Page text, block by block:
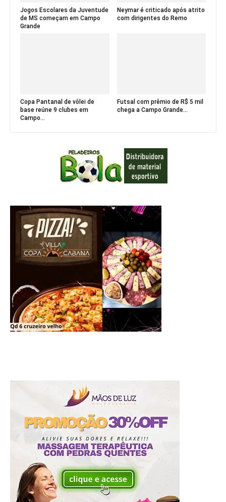
Jogos Escolares da Juventude
de MS começam em Campo
Grande
Neymar é criticado após atrito
com dirigentes do Remo
Copa Pantanal de vôlei de
base reúne 9 clubes em
Campo...
Futsal com prêmio de R$ 5 mil
chega a Campo Grande...